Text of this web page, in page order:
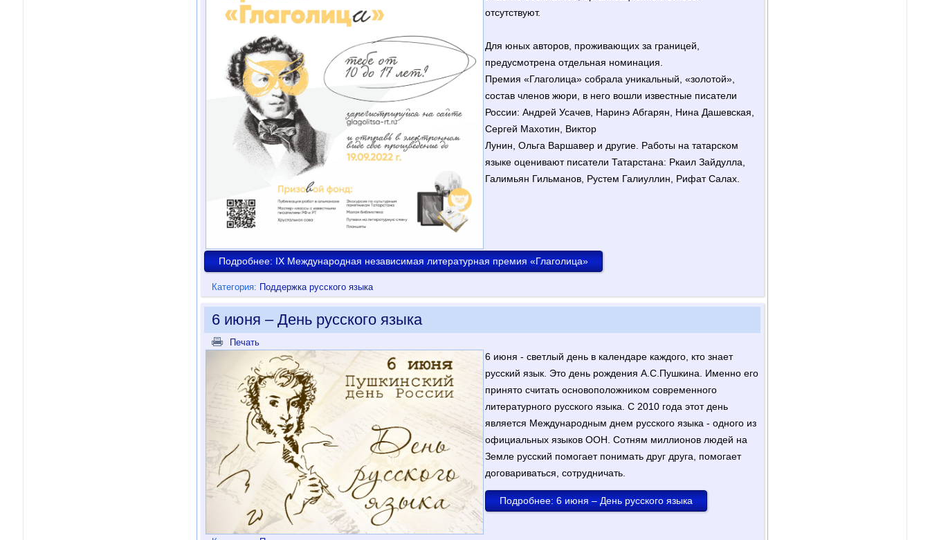
отсутствуют.
Для юных авторов, проживающих за границей,
предусмотрена отдельная номинация.
Премия «Глаголица» собрала уникальный, «золотой»,
состав членов жюри, в него вошли известные писатели
России: Андрей Усачев, Наринэ Абгарян, Нина Дашевская,
Сергей Махотин, Виктор
Лунин, Ольга Варшавер и другие. Работы на татарском
языке оценивают писатели Татарстана: Ркаил Зайдулла,
Галимьян Гильманов, Рустем Галиуллин, Рифат Салах.
Подробнее: IX Международная независимая литературная премия «Глаголица»
Категория: Поддержка русского языка
6 июня – День русского языка
Печать
6 июня - светлый день в календаре каждого, кто знает
русский язык. Это день рождения А.С.Пушкина. Именно его
принято считать основоположником современного
литературного русского языка. С 2010 года этот день
является Международным днем русского языка - одного из
официальных языков ООН. Сотням миллионов людей на
Земле русский помогает понимать друг друга, помогает
договариваться, сотрудничать.
Подробнее: 6 июня – День русского языка